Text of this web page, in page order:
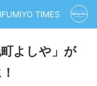
TIMES
よしや」が